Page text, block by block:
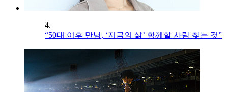
4.
“50대 이후 만남, ‘지금의 삶’ 함께할 사람 찾는 것”